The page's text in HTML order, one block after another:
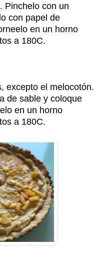
Pinchelo con un
con papel de
en un horno
a 180C.
excepto el melocotón.
de sable y coloque
en un horno
a 180C.